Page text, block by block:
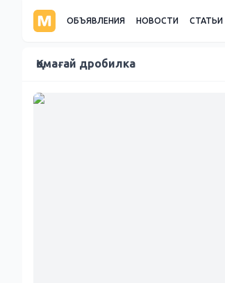
ОБЪЯВЛЕНИЯ НОВОСТИ СТАТЬИ
Қомағай дробилка